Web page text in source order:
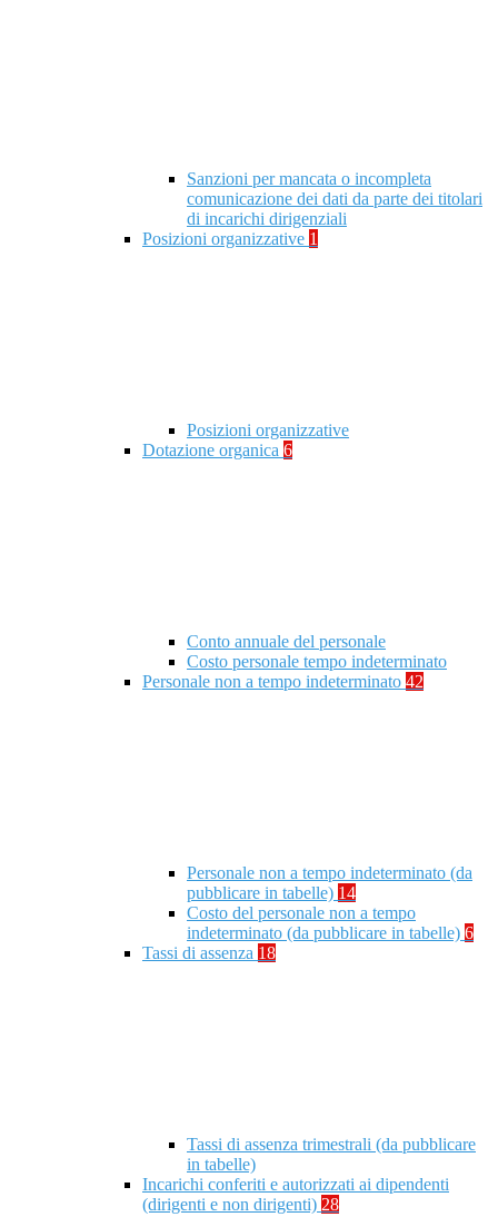
Sanzioni per mancata o incompleta
comunicazione dei dati da parte dei titolari
di incarichi dirigenziali
Posizioni organizzative 1
Posizioni organizzative
Dotazione organica 6
Conto annuale del personale
Costo personale tempo indeterminato
Personale non a tempo indeterminato 42
Personale non a tempo indeterminato (da
pubblicare in tabelle) 14
Costo del personale non a tempo
indeterminato (da pubblicare in tabelle) 6
Tassi di assenza 18
Tassi di assenza trimestrali (da pubblicare
in tabelle)
Incarichi conferiti e autorizzati ai dipendenti
(dirigenti e non dirigenti) 28